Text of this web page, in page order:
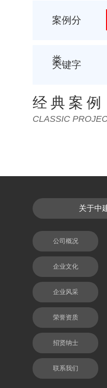
案例分
类
关键字
经典案例
CLASSIC
关于中
公司概况
企业文化
企业风采
荣誉资质
招贤纳士
联系我们